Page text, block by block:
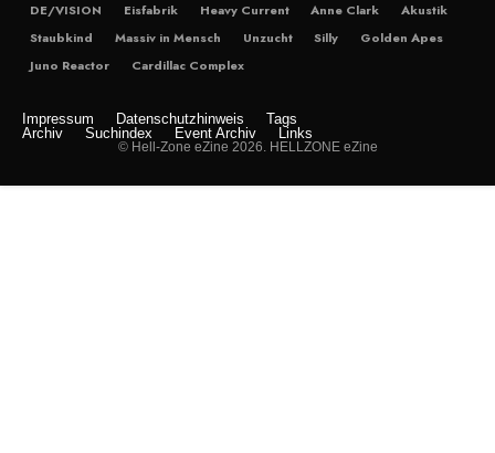
DE/VISION
Eisfabrik Heavy Current Anne Clark
Akustik
Staubkind
Massiv in Mensch Unzucht Silly
Golden Apes
Juno Reactor
Cardillac Complex
Impressum Datenschutzhinweis
Tags
Archiv
Suchindex Event Archiv Links
© Hell-Zone eZine 2026. HELLZONE eZine